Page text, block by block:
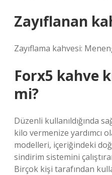
Zayıflanan
Zayıflama kahvesi:
Forx5 kahve
mi?
Düzenli kullanıldığında
kilo vermenize yardımcı
modelleri, içeriğindeki
sindirim sistemini
Birçok kişi tarafından